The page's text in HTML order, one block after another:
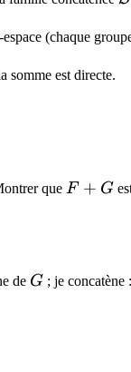
(chaque
somme est directe.
que F
F + G
de G
G ; je concatène :